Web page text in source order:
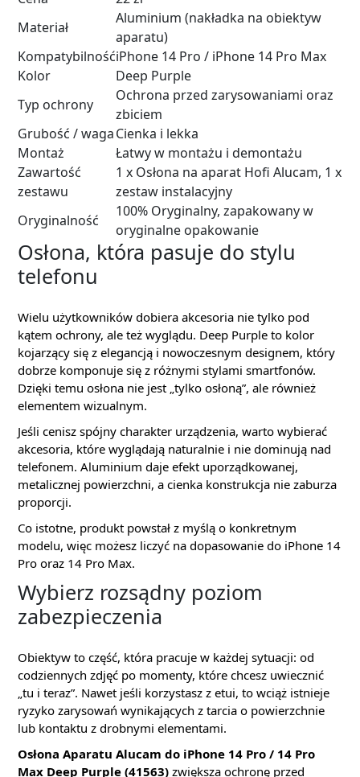
Materiał
Aluminium (nakładka na obiektyw
aparatu)
KompatybilnośćiPhone 14 Pro / iPhone 14 Pro Max
Kolor
Deep Purple
Typ ochrony
Ochrona przed zarysowaniami oraz
zbiciem
Grubość / wagaCienka i lekka
Montaż
Łatwy w montażu i demontażu
Zawartość
zestawu
1 x Osłona na aparat Hofi Alucam, 1 x
zestaw instalacyjny
Oryginalność
100% Oryginalny, zapakowany w
oryginalne opakowanie
Osłona, która pasuje do stylu
telefonu
Wielu użytkowników dobiera akcesoria nie tylko pod
kątem ochrony, ale też wyglądu. Deep Purple to kolor
kojarzący się z elegancją i nowoczesnym designem, który
dobrze komponuje się z różnymi stylami smartfonów.
Dzięki temu osłona nie jest „tylko osłoną”, ale również
elementem wizualnym.
Jeśli cenisz spójny charakter urządzenia, warto wybierać
akcesoria, które wyglądają naturalnie i nie dominują nad
telefonem. Aluminium daje efekt uporządkowanej,
metalicznej powierzchni, a cienka konstrukcja nie zaburza
proporcji.
Co istotne, produkt powstał z myślą o konkretnym
modelu, więc możesz liczyć na dopasowanie do iPhone 14
Pro oraz 14 Pro Max.
Wybierz rozsądny poziom
zabezpieczenia
Obiektyw to część, która pracuje w każdej sytuacji: od
codziennych zdjęć po momenty, które chcesz uwiecznić
„tu i teraz”. Nawet jeśli korzystasz z etui, to wciąż istnieje
ryzyko zarysowań wynikających z tarcia o powierzchnie
lub kontaktu z drobnymi elementami.
Osłona Aparatu Alucam do iPhone 14 Pro / 14 Pro
Max Deep Purple (41563) zwiększa ochronę przed